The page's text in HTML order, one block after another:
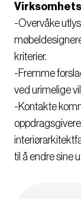
-Overvåke
kriterier.
-Fremme
ved urimelige
-Kontakte
til å endre sine